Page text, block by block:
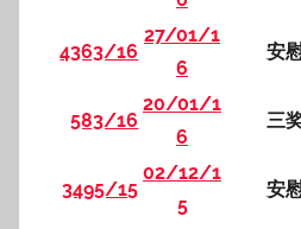
4363/16
27/01/1
6
安
583/16
20/01/1
6
三
3495/15
02/12/1
5
安